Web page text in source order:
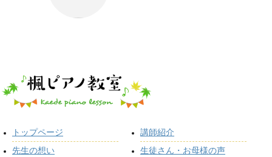
トップページ
先生の想い
講師紹介
生徒さん・お母様の声